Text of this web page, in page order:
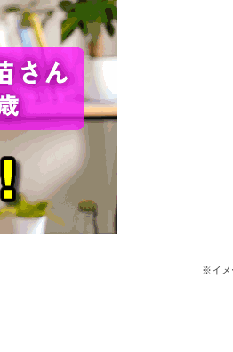
※イメ